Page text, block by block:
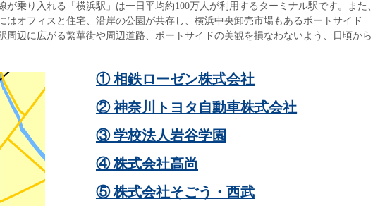
が乗り入れる「横浜駅」は一日平均約100万人が利用するターミナル駅です。また、
はオフィスと住宅、沿岸の公園が共存し、横浜中央卸売市場もあるポートサイド
周辺に広がる繁華街や周辺道路、ポートサイドの美観を損なわないよう、日頃から
① 相鉄ローゼン株式会社
② 神奈川トヨタ自動車株式会社
③ 学校法人岩谷学園
④ 株式会社高尚
⑤ 株式会社そごう・西武